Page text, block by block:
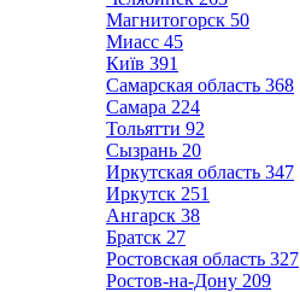
Магнитогорск 50
Миасс 45
Київ 391
Самарская область 368
Самара 224
Тольятти 92
Сызрань 20
Иркутская область 347
Иркутск 251
Ангарск 38
Братск 27
Ростовская область 327
Ростов-на-Дону 209